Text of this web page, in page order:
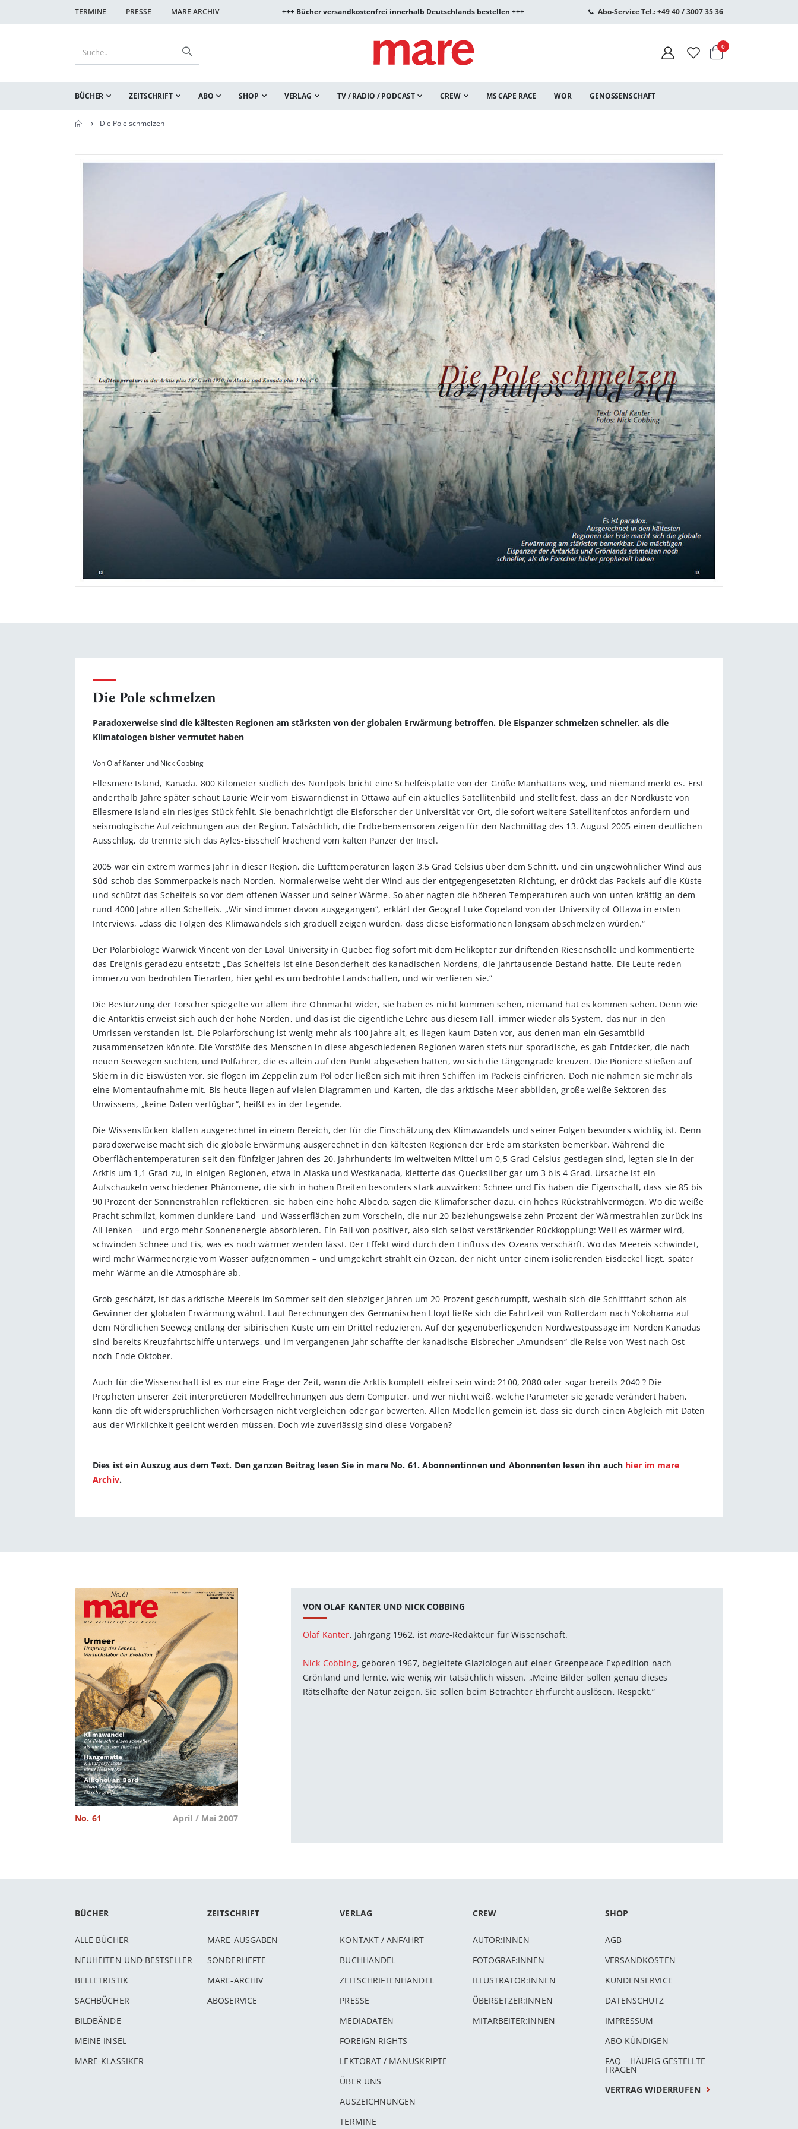
TERMINE PRESSE MARE ARCHIV +++ Bücher versandkostenfrei innerhalb Deutschlands bestellen +++ Abo-Service Tel.: +49 40 / 3007 35 36
Warenkorb
0Artikel
BÜCHER ZEITSCHRIFT ABO SHOP VERLAG TV / RADIO / PODCAST CREW MS CAPE RACE WOR GENOSSENSCHAFT
Die Pole schmelzen
Zum
Zum
Die Pole schmelzen
Paradoxerweise sind die kältesten Regionen am stärksten von der globalen Erwärmung betroffen. Die Eispanzer schmelzen schneller, als die
Klimatologen bisher vermutet haben
Von Olaf Kanter und Nick Cobbing
Ellesmere Island, Kanada. 800 Kilometer südlich des Nordpols bricht eine Schelfeisplatte von der Größe Manhattans weg, und niemand merkt es. Erst
anderthalb Jahre später schaut Laurie Weir vom Eiswarndienst in Ottawa auf ein aktuelles Satellitenbild und stellt fest, dass an der Nordküste von
Ellesmere Island ein riesiges Stück fehlt. Sie benachrichtigt die Eisforscher der Universität vor Ort, die sofort weitere Satellitenfotos anfordern und
seismologische Aufzeichnungen aus der Region. Tatsächlich, die Erdbebensensoren zeigen für den Nachmittag des 13. August 2005 einen deutlichen
Ausschlag, da trennte sich das Ayles-Eisschelf krachend vom kalten Panzer der Insel.
2005 war ein extrem warmes Jahr in dieser Region, die Lufttemperaturen lagen 3,5 Grad Celsius über dem Schnitt, und ein ungewöhnlicher Wind aus
Süd schob das Sommerpackeis nach Norden. Normalerweise weht der Wind aus der entgegengesetzten Richtung, er drückt das Packeis auf die Küste
und schützt das Schelfeis so vor dem offenen Wasser und seiner Wärme. So aber nagten die höheren Temperaturen auch von unten kräftig an dem
rund 4000 Jahre alten Schelfeis. „Wir sind immer davon ausgegangen“, erklärt der Geograf Luke Copeland von der University of Ottawa in ersten
Interviews, „dass die Folgen des Klimawandels sich graduell zeigen würden, dass diese Eisformationen langsam abschmelzen würden.“
Der Polarbiologe Warwick Vincent von der Laval University in Quebec flog sofort mit dem Helikopter zur driftenden Riesenscholle und kommentierte
das Ereignis geradezu entsetzt: „Das Schelfeis ist eine Besonderheit des kanadischen Nordens, die Jahrtausende Bestand hatte. Die Leute reden
immerzu von bedrohten Tierarten, hier geht es um bedrohte Landschaften, und wir verlieren sie.“
Die Bestürzung der Forscher spiegelte vor allem ihre Ohnmacht wider, sie haben es nicht kommen sehen, niemand hat es kommen sehen. Denn wie
die Antarktis erweist sich auch der hohe Norden, und das ist die eigentliche Lehre aus diesem Fall, immer wieder als System, das nur in den
Umrissen verstanden ist. Die Polarforschung ist wenig mehr als 100 Jahre alt, es liegen kaum Daten vor, aus denen man ein Gesamtbild
zusammensetzen könnte. Die Vorstöße des Menschen in diese abgeschiedenen Regionen waren stets nur sporadische, es gab Entdecker, die nach
neuen Seewegen suchten, und Polfahrer, die es allein auf den Punkt abgesehen hatten, wo sich die Längengrade kreuzen. Die Pioniere stießen auf
Skiern in die Eiswüsten vor, sie flogen im Zeppelin zum Pol oder ließen sich mit ihren Schiffen im Packeis einfrieren. Doch nie nahmen sie mehr als
eine Momentaufnahme mit. Bis heute liegen auf vielen Diagrammen und Karten, die das arktische Meer abbilden, große weiße Sektoren des
Unwissens, „keine Daten verfügbar“, heißt es in der Legende.
Die Wissenslücken klaffen ausgerechnet in einem Bereich, der für die Einschätzung des Klimawandels und seiner Folgen besonders wichtig ist. Denn
paradoxerweise macht sich die globale Erwärmung ausgerechnet in den kältesten Regionen der Erde am stärksten bemerkbar. Während die
Oberflächentemperaturen seit den fünfziger Jahren des 20. Jahrhunderts im weltweiten Mittel um 0,5 Grad Celsius gestiegen sind, legten sie in der
Arktis um 1,1 Grad zu, in einigen Regionen, etwa in Alaska und Westkanada, kletterte das Quecksilber gar um 3 bis 4 Grad. Ursache ist ein
Aufschaukeln verschiedener Phänomene, die sich in hohen Breiten besonders stark auswirken: Schnee und Eis haben die Eigenschaft, dass sie 85 bis
90 Prozent der Sonnenstrahlen reflektieren, sie haben eine hohe Albedo, sagen die Klimaforscher dazu, ein hohes Rückstrahlvermögen. Wo die weiße
Pracht schmilzt, kommen dunklere Land- und Wasserflächen zum Vorschein, die nur 20 beziehungsweise zehn Prozent der Wärmestrahlen zurück ins
All lenken – und ergo mehr Sonnenenergie absorbieren. Ein Fall von positiver, also sich selbst verstärkender Rückkopplung: Weil es wärmer wird,
schwinden Schnee und Eis, was es noch wärmer werden lässt. Der Effekt wird durch den Einfluss des Ozeans verschärft. Wo das Meereis schwindet,
wird mehr Wärmeenergie vom Wasser aufgenommen – und umgekehrt strahlt ein Ozean, der nicht unter einem isolierenden Eisdeckel liegt, später
mehr Wärme an die Atmosphäre ab.
Grob geschätzt, ist das arktische Meereis im Sommer seit den siebziger Jahren um 20 Prozent geschrumpft, weshalb sich die Schifffahrt schon als
Gewinner der globalen Erwärmung wähnt. Laut Berechnungen des Germanischen Lloyd ließe sich die Fahrtzeit von Rotterdam nach Yokohama auf
dem Nördlichen Seeweg entlang der sibirischen Küste um ein Drittel reduzieren. Auf der gegenüberliegenden Nordwestpassage im Norden Kanadas
sind bereits Kreuzfahrtschiffe unterwegs, und im vergangenen Jahr schaffte der kanadische Eisbrecher „Amundsen“ die Reise von West nach Ost
noch Ende Oktober.
Auch für die Wissenschaft ist es nur eine Frage der Zeit, wann die Arktis komplett eisfrei sein wird: 2100, 2080 oder sogar bereits 2040 ? Die
Propheten unserer Zeit interpretieren Modellrechnungen aus dem Computer, und wer nicht weiß, welche Parameter sie gerade verändert haben,
kann die oft widersprüchlichen Vorhersagen nicht vergleichen oder gar bewerten. Allen Modellen gemein ist, dass sie durch einen Abgleich mit Daten
aus der Wirklichkeit geeicht werden müssen. Doch wie zuverlässig sind diese Vorgaben?
Dies ist ein Auszug aus dem Text. Den ganzen Beitrag lesen Sie in mare No. 61. Abonnentinnen und Abonnenten lesen ihn auch hier im mare
Archiv.
No. 61 April / Mai 2007
VON OLAF KANTER UND NICK COBBING
Olaf Kanter, Jahrgang 1962, ist mare-Redakteur für Wissenschaft.
Nick Cobbing, geboren 1967, begleitete Glaziologen auf einer Greenpeace-Expedition nach
Grönland und lernte, wie wenig wir tatsächlich wissen. „Meine Bilder sollen genau dieses
Rätselhafte der Natur zeigen. Sie sollen beim Betrachter Ehrfurcht auslösen, Respekt.“
BÜCHER
ALLE BÜCHER
NEUHEITEN UND BESTSELLER
BELLETRISTIK
SACHBÜCHER
BILDBÄNDE
MEINE INSEL
MARE-KLASSIKER
ZEITSCHRIFT
MARE-AUSGABEN
SONDERHEFTE
MARE-ARCHIV
ABOSERVICE
VERLAG
KONTAKT / ANFAHRT
BUCHHANDEL
ZEITSCHRIFTENHANDEL
PRESSE
MEDIADATEN
FOREIGN RIGHTS
LEKTORAT / MANUSKRIPTE
ÜBER UNS
AUSZEICHNUNGEN
TERMINE
CREW
AUTOR:INNEN
FOTOGRAF:INNEN
ILLUSTRATOR:INNEN
ÜBERSETZER:INNEN
MITARBEITER:INNEN
SHOP
AGB
VERSANDKOSTEN
KUNDENSERVICE
DATENSCHUTZ
IMPRESSUM
ABO KÜNDIGEN
FAQ – HÄUFIG GESTELLTE
FRAGEN
VERTRAG WIDERRUFEN